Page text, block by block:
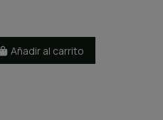
Añadir al carrito